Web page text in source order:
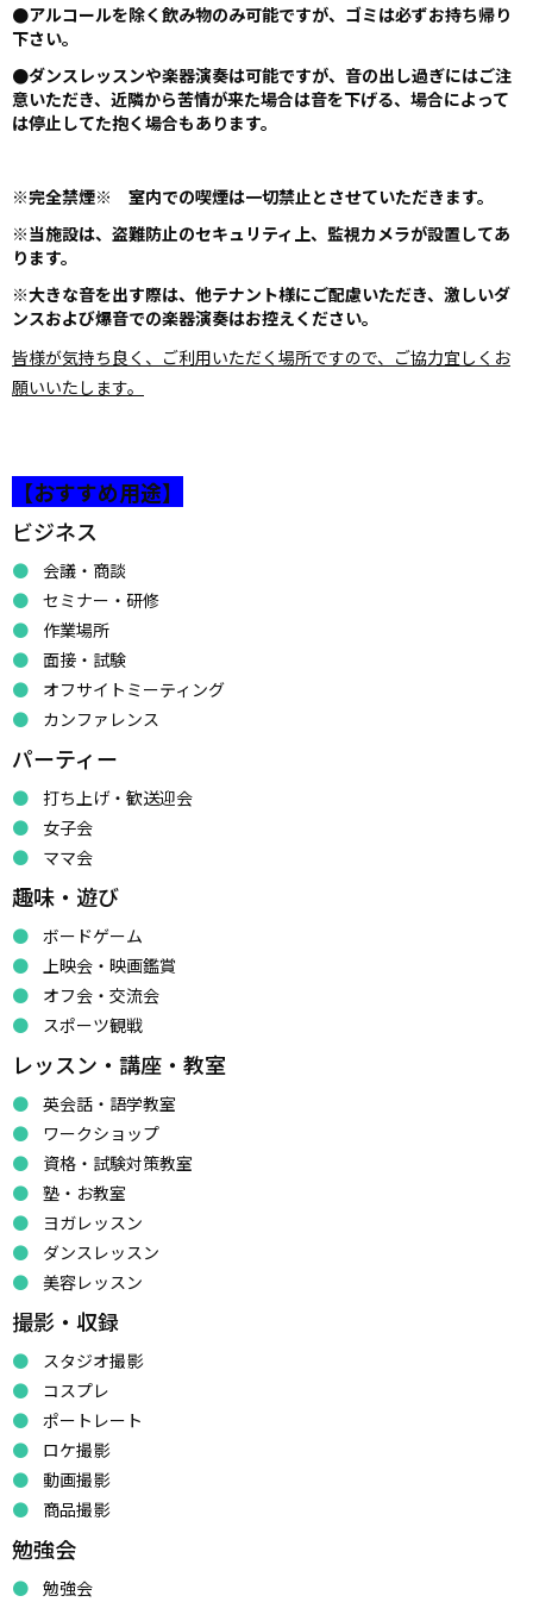
●アルコールを除く飲み物のみ可能ですが、ゴミは必ずお持ち帰り
下さい。
●ダンスレッスンや楽器演奏は可能ですが、音の出し過ぎにはご注
意いただき、近隣から苦情が来た場合は音を下げる、場合によって
は停止してた抱く場合もあります。
※完全禁煙※ 室内での喫煙は一切禁止とさせていただきます。
※当施設は、盗難防止のセキュリティ上、監視カメラが設置してあ
ります。
※大きな音を出す際は、他テナント様にご配慮いただき、激しいダ
ンスおよび爆音での楽器演奏はお控えください。
皆様が気持ち良く、ご利用いただく場所ですので、ご協力宜しくお
願いいたします。
【おすすめ用途】
ビジネス
会議・商談
セミナー・研修
作業場所
面接・試験
オフサイトミーティング
カンファレンス
パーティー
打ち上げ・歓送迎会
女子会
ママ会
趣味・遊び
ボードゲーム
上映会・映画鑑賞
オフ会・交流会
スポーツ観戦
レッスン・講座・教室
英会話・語学教室
ワークショップ
資格・試験対策教室
塾・お教室
ヨガレッスン
ダンスレッスン
美容レッスン
撮影・収録
スタジオ撮影
コスプレ
ポートレート
ロケ撮影
動画撮影
商品撮影
勉強会
勉強会